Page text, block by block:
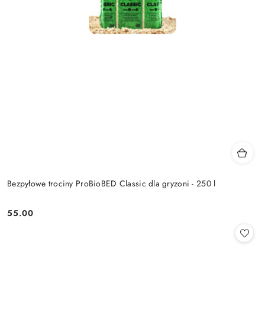
Bezpyłowe trociny ProBioBED Classic dla gryzoni - 250 l
Cena:
55.00